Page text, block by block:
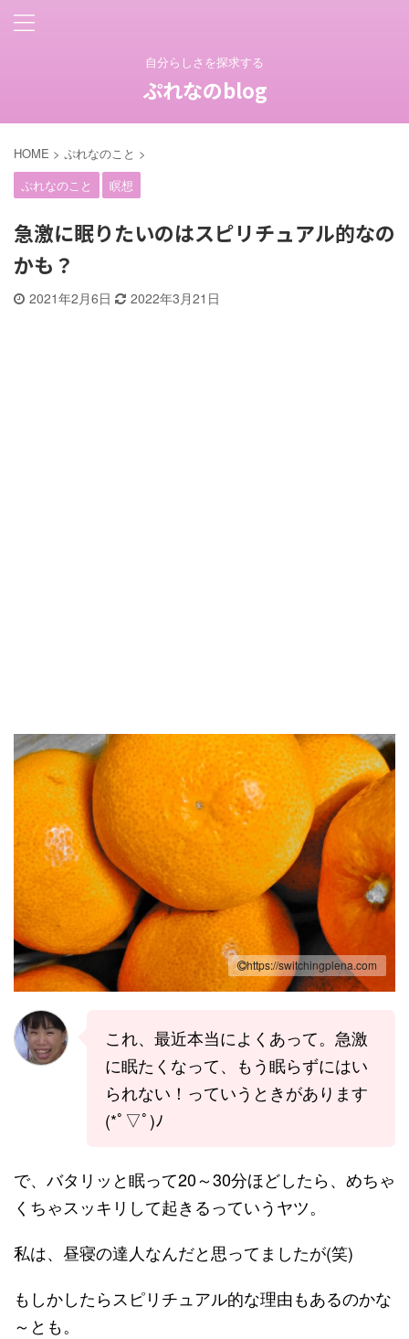
自分らしさを探求する
ぷれなのblog
HOME > ぷれなのこと >
ぷれなのこと
瞑想
急激に眠りたいのはスピリチュアル的なの
かも？
2021年2月6日 2022年3月21日
https://switchingplena.com
これ、最近本当によくあって。急激
に眠たくなって、もう眠らずにはい
られない！っていうときがあります
(*ﾟ▽ﾟ)ﾉ
で、バタリッと眠って20～30分ほどしたら、めちゃ
くちゃスッキリして起きるっていうヤツ。
私は、昼寝の達人なんだと思ってましたが(笑)
もしかしたらスピリチュアル的な理由もあるのかな
～とも。